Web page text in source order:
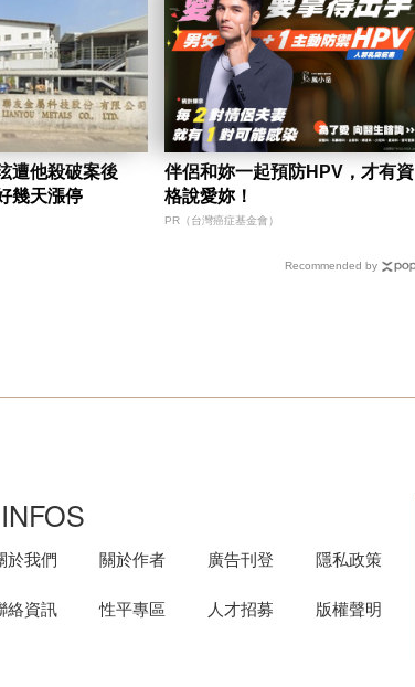
遭他殺破案後
幾天漲停
伴侶和妳一起預防HPV，才有資
格說愛妳！
PR（台灣癌症基金會）
Recommended by
INFOS
於我們
絡資訊
關於作者
性平專區
廣告刊登
人才招募
隱私政策
版權聲明